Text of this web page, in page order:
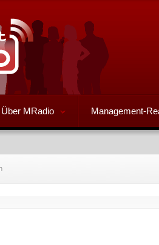
Über MRadio Management-